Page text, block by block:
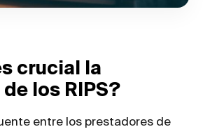
crucial la
los RIPS?
entre los prestadores de